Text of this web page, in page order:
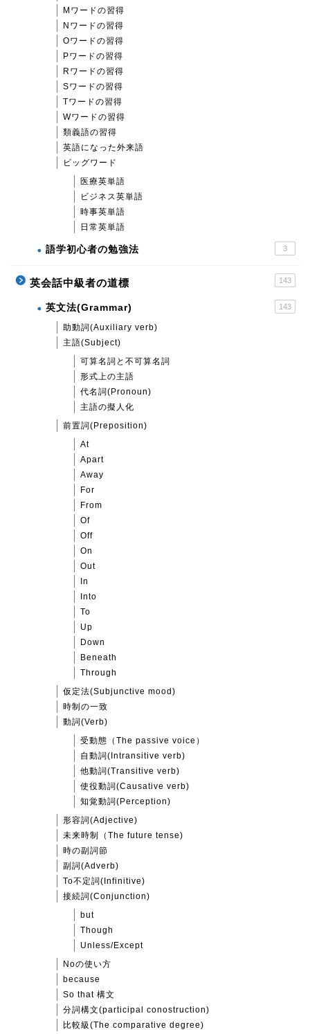
Mワードの習得
Nワードの習得
Oワードの習得
Pワードの習得
Rワードの習得
Sワードの習得
Tワードの習得
Wワードの習得
類義語の習得
英語になった外来語
ビッグワード
医療英単語
ビジネス英単語
時事英単語
日常英単語
語学初心者の勉強法 3
英会話中級者の道標 143
英文法(Grammar) 143
助動詞(Auxiliary verb)
主語(Subject)
可算名詞と不可算名詞
形式上の主語
代名詞(Pronoun)
主語の擬人化
前置詞(Preposition)
At
Apart
Away
For
From
Of
Off
On
Out
In
Into
To
Up
Down
Beneath
Through
仮定法(Subjunctive mood)
時制の一致
動詞(Verb)
受動態（The passive voice）
自動詞(Intransitive verb)
他動詞(Transitive verb)
使役動詞(Causative verb)
知覚動詞(Perception)
形容詞(Adjective)
未来時制（The future tense)
時の副詞節
副詞(Adverb)
To不定詞(Infinitive)
接続詞(Conjunction)
but
Though
Unless/Except
Noの使い方
because
So that 構文
分詞構文(participal conostruction)
比較級(The comparative degree)